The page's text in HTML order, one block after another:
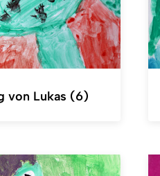
von Lukas (6)